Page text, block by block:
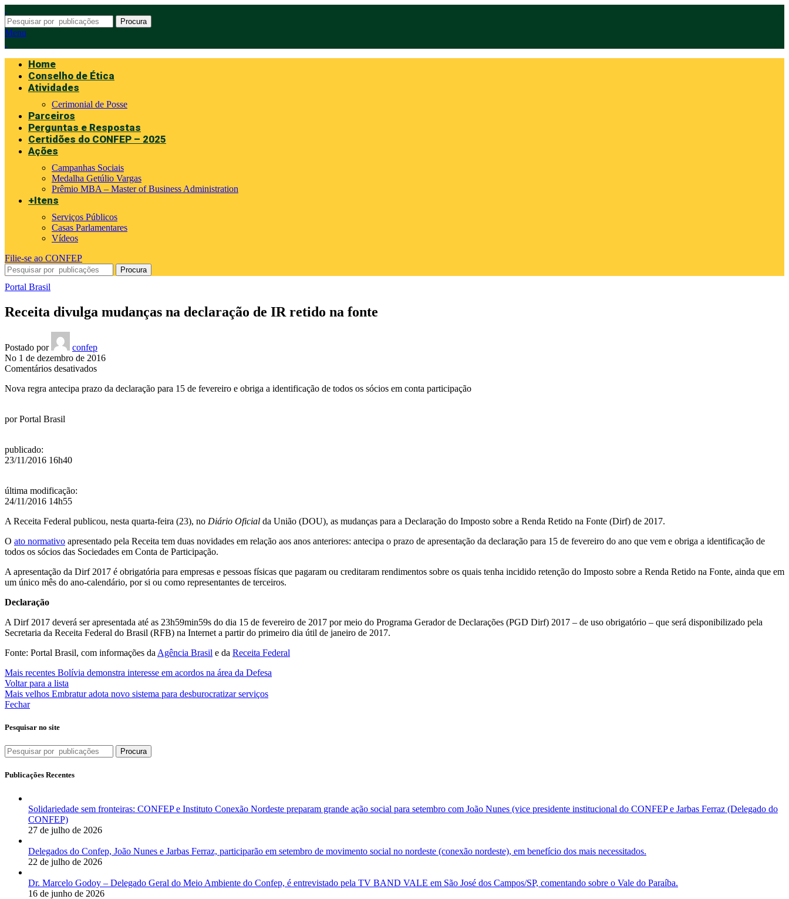
Procura
Menu
Home
Conselho de Ética
Atividades
Cerimonial de Posse
Parceiros
Perguntas e Respostas
Certidões do CONFEP – 2025
Ações
Campanhas Sociais
Medalha Getúlio Vargas
Prêmio MBA – Master of Business Administration
+Itens
Serviços Públicos
Casas Parlamentares
Vídeos
Filie-se ao CONFEP
Procura
Portal Brasil
Receita divulga mudanças na declaração de IR retido na fonte
Postado por
confep
No 1 de dezembro de 2016
Comentários desativadosem
divulga
Nova regra antecipa prazo da declaração para 15 de fevereiro e obriga a identificação de todos os sócios em conta participação
porPortal Brasil
publicado:
23/11/2016 16h40
última modificação:
24/11/2016 14h55
A Receita Federal publicou, nesta quarta-feira (23), no Diário Oficial da União (DOU), as mudanças para a Declaração do Imposto sobre a Renda Retido na Fonte (Dirf) de 2017.
O ato normativo apresentado pela Receita tem duas novidades em relação aos anos anteriores: antecipa o prazo de apresentação da declaração para 15 de fevereiro do ano que vem e obriga a identificação de
todos os sócios das Sociedades em Conta de Participação.
A apresentação da Dirf 2017 é obrigatória para empresas e pessoas físicas que pagaram ou creditaram rendimentos sobre os quais tenha incidido retenção do Imposto sobre a Renda Retido na Fonte, ainda que em
um único mês do ano-calendário, por si ou como representantes de terceiros.
Declaração
A Dirf 2017 deverá ser apresentada até as 23h59min59s do dia 15 de fevereiro de 2017 por meio do Programa Gerador de Declarações (PGD Dirf) 2017 – de uso obrigatório – que será disponibilizado pela
Secretaria da Receita Federal do Brasil (RFB) na Internet a partir do primeiro dia útil de janeiro de 2017.
Fonte: Portal Brasil, com informações da Agência Brasil e da Receita Federal
Mais recentes Bolívia demonstra interesse em acordos na área da Defesa
Voltar para a lista
Mais velhos Embratur adota novo sistema para desburocratizar serviços
Fechar
Pesquisar no site
Procura
Publicações Recentes
Solidariedade sem fronteiras: CONFEP e Instituto Conexão Nordeste preparam grande ação social para setembro com João Nunes (vice presidente institucional do CONFEP e Jarbas Ferraz (Delegado do
CONFEP)
27 de julho de 2026
Delegados do Confep, João Nunes e Jarbas Ferraz, participarão em setembro de movimento social no nordeste (conexão nordeste), em benefício dos mais necessitados.
22 de julho de 2026
Dr. Marcelo Godoy – Delegado Geral do Meio Ambiente do Confep, é entrevistado pela TV BAND VALE em São José dos Campos/SP, comentando sobre o Vale do Paraíba.
16 de junho de 2026